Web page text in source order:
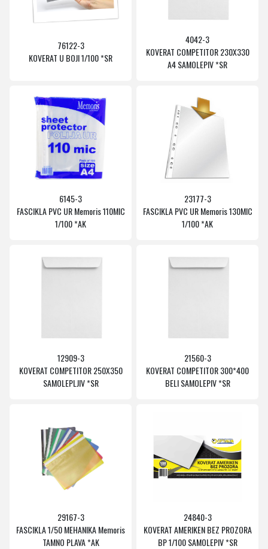
76122-3
KOVERAT U BOJI 1/100 *SR
4042-3
KOVERAT COMPETITOR 230X330
A4 SAMOLEPIV *SR
6145-3
FASCIKLA PVC UR Memoris 110MIC
1/100 *AK
23177-3
FASCIKLA PVC UR Memoris 130MIC
1/100 *AK
12909-3
KOVERAT COMPETITOR 250X350
SAMOLEPLJIV *SR
21560-3
KOVERAT COMPETITOR 300*400
BELI SAMOLEPIV *SR
29167-3
FASCIKLA 1/⁠50 MEHANIKA Memoris
TAMNO PLAVA *AK
24840-3
KOVERAT AMERIKEN BEZ PROZORA
BP 1/100 SAMOLEPIV *SR